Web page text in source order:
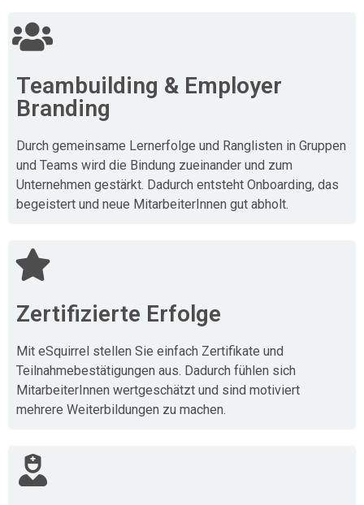
Teambuilding & Employer
Branding
Durch gemeinsame Lernerfolge und Ranglisten in Gruppen
und Teams wird die Bindung zueinander und zum
Unternehmen gestärkt. Dadurch entsteht Onboarding, das
begeistert und neue MitarbeiterInnen gut abholt.
Zertifizierte Erfolge
Mit eSquirrel stellen Sie einfach Zertifikate und
Teilnahmebestätigungen aus. Dadurch fühlen sich
MitarbeiterInnen wertgeschätzt und sind motiviert
mehrere Weiterbildungen zu machen.